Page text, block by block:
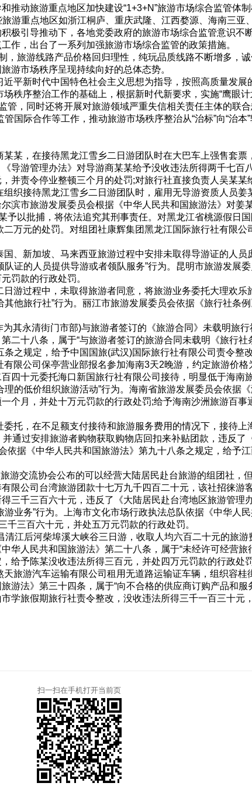
动旅游重点地区加快建设“1+3+N”旅游市场综合监管体
游重点地区如浙江桐庐、重庆武隆、江西婺源、海南三亚
极引导推动下，各地党委政府的旅游市场综合监管意识不
作，出台了一系列加强旅游市场综合监管的政策措施。
旅游线路产品价格回归理性，纯玩品质线路不断增多，
游市场秩序呈现持续向好的总体态势。
新时代中国特色社会主义思想为指导，按照高质量发展
秩序整治工作的基础上，根据新时代新要求，实施“鹰眼
管，同时还将开展对旅游领域严重失信相关责任主体的联
国际合作等工作，推动旅游市场秩序整治从“治标”向“治本
，在接待黑龙江雪乡二日游团队时在大巴车上强售套票
导游管理办法》对导游商某某给予没收违法所得两千七百
并责令停业整顿三个月的处罚;对旅行社直接负责人吴某某
接待黑龙江雪乡二日游团队时，雇用无导游资质人员姜
滨市旅游发展委员会根据《中华人民共和国旅游法》对姜
予以批捕，将依法追究其刑事责任。对黑龙江省桃源假日
万元的处罚。对组团社康辉集团黑龙江国际旅行社有限
新加坡、马来西亚旅游过程中安排未取得导游证的人员
证的人员提供导游或者领队服务”行为。昆明市旅游发展
罚款的行政处罚。
过程中，未取得旅游者同意，将旅游业务委托大理欢乐
他旅行社”行为。丽江市旅游发展委员会依据《旅行社条
永清街门市部)与旅游者签订的《旅游合同》未载明旅行
二十八条，属于“与旅游者签订的旅游合同未载明《旅行
之规定，给予中国国旅(武汉)国际旅行社有限公司责令整
公司保亭营业部报名参加海南3天2晚游，约定旅游价格
四十元委托海口新国旅行社有限公司接待，明显低于海南
理的低价组织旅游活动”行为。海南省旅游发展委员会依据
个月，并处十万元罚款的行政处罚;给予海南沙洲旅游百
，在不足额支付接待和旅游服务费用的情况下，接待上
通过安排旅游者购物获取购物店回扣来补贴团款，违反了
依据《中华人民共和国旅游法》第九十八条之规定，给予
交流协会公布的可以经营大陆居民赴台旅游的组团社，
限公司台湾旅游团款十七万九千四百二十元，该社招徕游
三千三百六十元，违反了《大陆居民赴台湾地区旅游管理
业务”行为。上海市文化市场行政执法总队依据《中华人
三百六十元，并处五万元罚款的行政处罚。
后河柴埠溪大峡谷三日游，收取人均六百二十元的旅游
华人民共和国旅游法》第二十八条，属于“未经许可经营旅
给予陈某没收违法所得三百元，并处四万元罚款的行政处罚
游汽车运输有限公司租用无道路运输证车辆，组织容桂
游法》第三十四条，属于“向不合格的供应商订购产品和服
学旅假期旅行社责令整改，没收违法所得三千一百三十元
扫一扫在手机打开当前页